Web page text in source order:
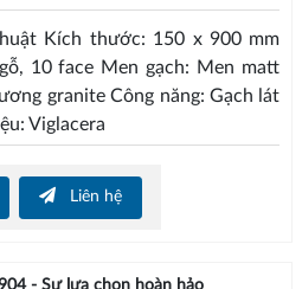
Kích thước: 150 x 900 mm
10 face Men gạch: Men matt
granite Công năng: Gạch lát
Viglacera
Liên hệ